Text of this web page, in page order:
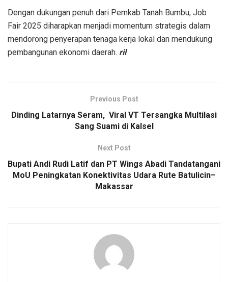
Dengan dukungan penuh dari Pemkab Tanah Bumbu, Job
Fair 2025 diharapkan menjadi momentum strategis dalam
mendorong penyerapan tenaga kerja lokal dan mendukung
pembangunan ekonomi daerah. ril
Previous Post
Dinding Latarnya Seram, Viral VT Tersangka Multilasi
Sang Suami di Kalsel
Next Post
Bupati Andi Rudi Latif dan PT Wings Abadi Tandatangani
MoU Peningkatan Konektivitas Udara Rute Batulicin–
Makassar